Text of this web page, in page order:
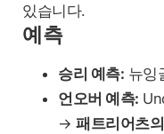
있습니다.
예측
승리 예측: 뉴잉
언오버 예측:
→패트리어츠의